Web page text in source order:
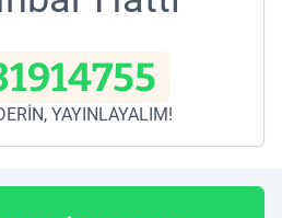
YAYINLAYALIM!